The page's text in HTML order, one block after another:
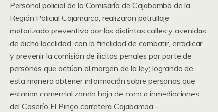
Personal policial de la Comisaría de Cajabamba de la
Región Policial Cajamarca, realizaron patrullaje
motorizado preventivo por las distintas calles y avenidas
de dicha localidad, con la finalidad de combatir, erradicar
y prevenir la comisión de ilícitos penales por parte de
personas que actúan al margen de la ley; logrando de
esta manera obtener información sobre personas que
estarían comercializando hoja de coca a inmediaciones
del Caserío El Pingo carretera Cajabamba –